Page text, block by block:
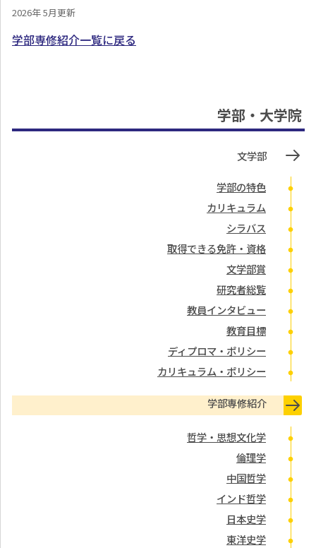
2026年 5月更新
学部専修紹介一覧に戻る
学部・大学院
文学部
学部の特色
カリキュラム
シラバス
取得できる免許・資格
文学部賞
研究者総覧
教員インタビュー
教育目標
ディプロマ・ポリシー
カリキュラム・ポリシー
学部専修紹介
哲学・思想文化学
倫理学
中国哲学
インド哲学
日本史学
東洋史学